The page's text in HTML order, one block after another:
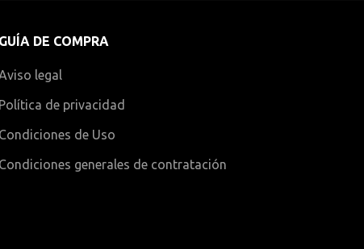
GUÍA DE COMPRA
legal
Política de privacidad
Condiciones de Uso
Condiciones generales de contratación